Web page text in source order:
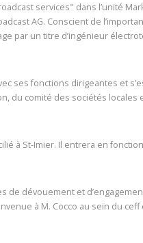
services" dans l’unité
AG. Conscient de
par un titre d’ingénieur
ses fonctions dirigeantes et
du comité des sociétés locales
à St-Imier. Il entrera en
de dévouement et
à M. Cocco au sein du